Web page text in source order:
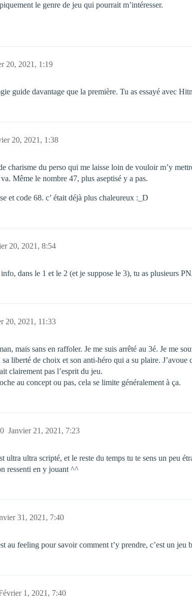
le genre de jeu qui pourrait m’intéresser.
20, 2021, 1:19
guide davantage que la première. Tu as essayé avec
20, 2021, 1:38
de charisme du perso qui me laisse loin de vouloir m’y
Même le nombre 47, plus aseptisé y a pas.
et code 68. c’ était déjà plus chaleureux :_D
20, 2021, 8:54
dans le 1 et le 2 (et je suppose le 3), tu as plusieurs
20, 2021, 11:33
mais sans en raffoler. Je me suis arrêté au 3é. Je me
liberté de choix et son anti-héro qui a su plaire.
clairement pas l’esprit du jeu.
au concept ou pas, cela se limite généralement à ça.
Janvier 21, 2021, 7:23
ultra ultra scripté, et le reste du temps tu te sens un peu
ressenti en y jouant ^^
31, 2021, 7:40
au feeling pour savoir comment t’y prendre, c’est un
1, 2021, 7:40